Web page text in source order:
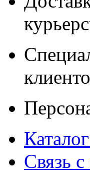
Связь